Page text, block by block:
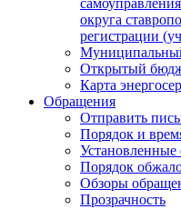
округа
регистрации
Открытый
Карта
Обращения
Отправить
Порядок и
Порядок
Обзоры
Прозрачность